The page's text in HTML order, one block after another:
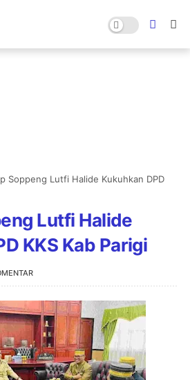
Soppeng Lutfi Halide Kukuhkan DPD
Lutfi Halide
KKS Kab Parigi